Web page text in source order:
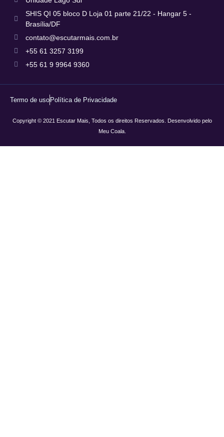
SHIS QI 05 bloco D Loja 01 parte 21/22 - Hangar 5 -
Brasília/DF
contato@escutarmais.com.br
+55 61 3257 3199
+55 61 9 9964 9360
Termo de usoPolítica de Privacidade
Copyright © 2021 Escutar Mais, Todos os direitos Reservados. Desenvolvido pelo
Meu Coala.